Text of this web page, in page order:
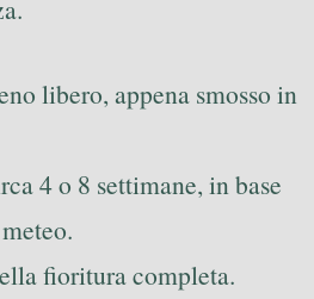
libero, appena smosso in
4 o 8 settimane, in base
fioritura completa.